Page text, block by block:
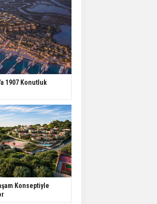
İstanbul'da 15 Bin Kiralık
Sosyal Konut Eylülde
Kiraya Verilecek
1907 Konutluk
Konseptiyle